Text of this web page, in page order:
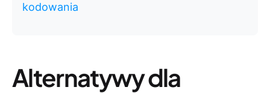
kodowania
Alternatywy dla